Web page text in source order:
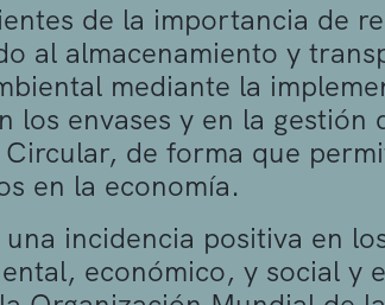
de la importancia de
al almacenamiento y
mediante la
los envases y en la gestión
de forma que
en la economía.
incidencia positiva en
económico, y social y